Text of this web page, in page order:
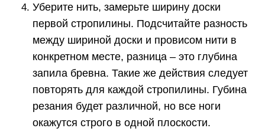
Уберите нить, замерьте ширину доски
первой стропилины. Подсчитайте разность
между шириной доски и провисом нити в
конкретном месте, разница – это глубина
запила бревна. Такие же действия следует
повторять для каждой стропилины. Губина
резания будет различной, но все ноги
окажутся строго в одной плоскости.